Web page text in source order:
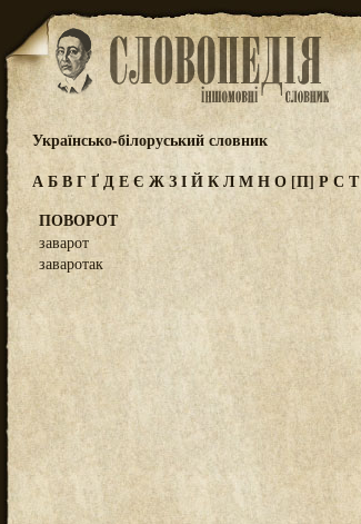
Українсько-білоруський словник
АБВГҐДЕЄ ЖЗІЙКЛМНО[П] РС Т
ПОВОРОТ
заварот
заваротак